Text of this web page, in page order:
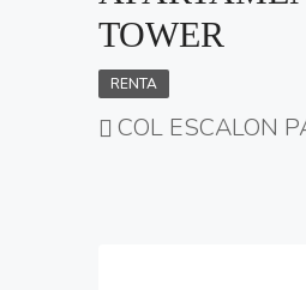
TOWER
RENTA
COL ESCALON